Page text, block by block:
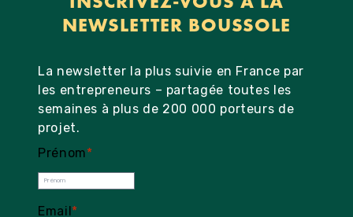
NEWSLETTER BOUSSOLE
La newsletter la plus suivie en France par
les entrepreneurs – partagée toutes les
semaines à plus de 200 000 porteurs de
projet.
Prénom*
Email*